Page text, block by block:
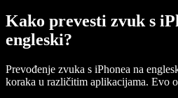
Kako prevesti zvuk s
engleski?
Prevođenje zvuka s iPhonea na
koraka u različitim aplikacijama. Evo